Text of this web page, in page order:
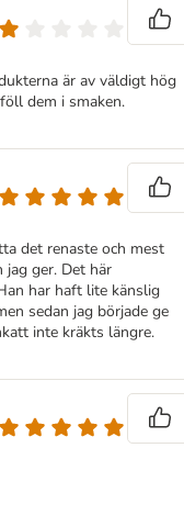
är av väldigt hög
dem i smaken.
det renaste och mest
ger. Det här
har haft lite känslig
sedan jag började ge
inte kräkts längre.